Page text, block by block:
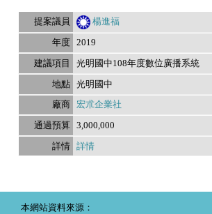
楊進福
2019
光明國中108年度數位廣播系統
光明國中
宏朮企業社
3,000,000
詳情
本網站資料來源：